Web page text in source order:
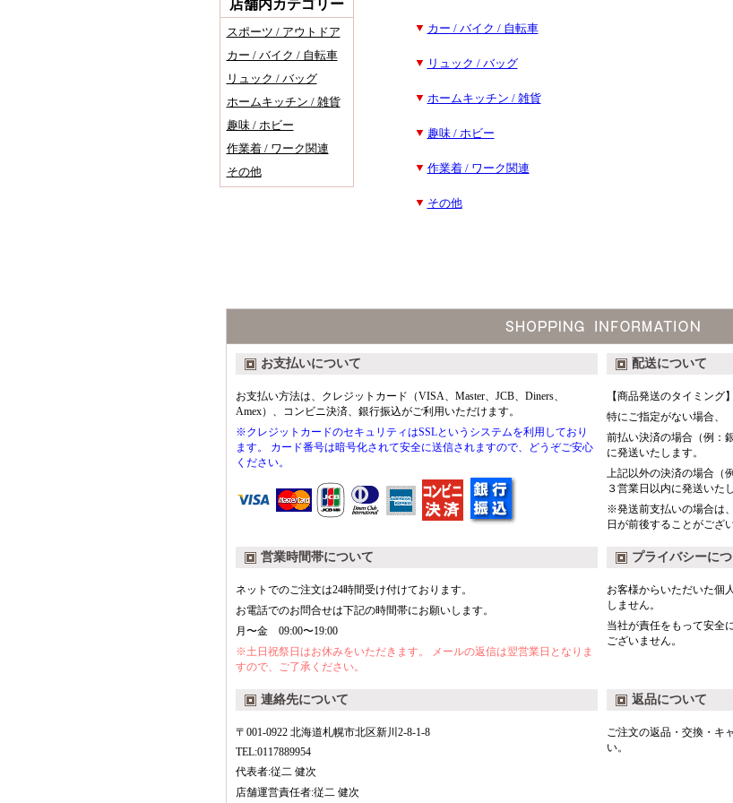
店舗内カテゴリー
スポーツ / アウトドア
カー / バイク / 自転車
リュック / バッグ
ホームキッチン / 雑貨
趣味 / ホビー
作業着 / ワーク関連
その他
▼ カー / バイク / 自転車
▼ リュック / バッグ
▼ ホームキッチン / 雑貨
▼ 趣味 / ホビー
▼ 作業着 / ワーク関連
▼ その他
お支払いについて 配送について
お支払い方法は、クレジットカード（VISA、Master、JCB、Diners、
Amex）、コンビニ決済、銀行振込がご利用いただけます。
※クレジットカードのセキュリティはSSLというシステムを利用しており
ます。 カード番号は暗号化されて安全に送信されますので、どうぞご安心
ください。
【商品発送のタイミング】
特にご指定がない場合、
前払い決済の場合（例
に発送いたします。
上記以外の決済の場合
３営業日以内に発送いた
※発送前支払いの場合は
日が前後することがござ
営業時間帯について プライバシーに
ネットでのご注文は24時間受け付けております。
お電話でのお問合せは下記の時間帯にお願いします。
月〜金 09:00〜19:00
※土日祝祭日はお休みをいただきます。 メールの返信は翌営業日となりま
すので、ご了承ください。
お客様からいただいた個
しません。
当社が責任をもって安全
ございません。
連絡先について 返品について
〒001-0922 北海道札幌市北区新川2-8-1-8
TEL:0117889954
代表者:従二 健次
店舗運営責任者:従二 健次
ご注文の返品・交換・キ
い。